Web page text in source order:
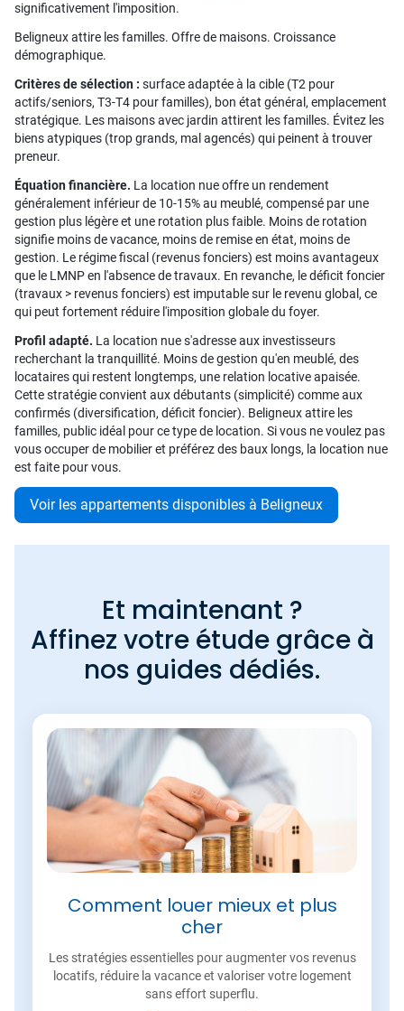
significativement l'imposition.
Beligneux attire les familles. Offre de maisons. Croissance
démographique.
Critères de sélection : surface adaptée à la cible (T2 pour
actifs/seniors, T3-T4 pour familles), bon état général, emplacement
stratégique. Les maisons avec jardin attirent les familles. Évitez les
biens atypiques (trop grands, mal agencés) qui peinent à trouver
preneur.
Équation financière. La location nue offre un rendement
généralement inférieur de 10-15% au meublé, compensé par une
gestion plus légère et une rotation plus faible. Moins de rotation
signifie moins de vacance, moins de remise en état, moins de
gestion. Le régime fiscal (revenus fonciers) est moins avantageux
que le LMNP en l'absence de travaux. En revanche, le déficit foncier
(travaux > revenus fonciers) est imputable sur le revenu global, ce
qui peut fortement réduire l'imposition globale du foyer.
Profil adapté. La location nue s'adresse aux investisseurs
recherchant la tranquillité. Moins de gestion qu'en meublé, des
locataires qui restent longtemps, une relation locative apaisée.
Cette stratégie convient aux débutants (simplicité) comme aux
confirmés (diversification, déficit foncier). Beligneux attire les
familles, public idéal pour ce type de location. Si vous ne voulez pas
vous occuper de mobilier et préférez des baux longs, la location nue
est faite pour vous.
Voir les appartements disponibles à Beligneux
Et maintenant ?
Affinez votre étude grâce à
nos guides dédiés.
Comment louer mieux et plus
cher
Les stratégies essentielles pour augmenter vos revenus
locatifs, réduire la vacance et valoriser votre logement
sans effort superflu.